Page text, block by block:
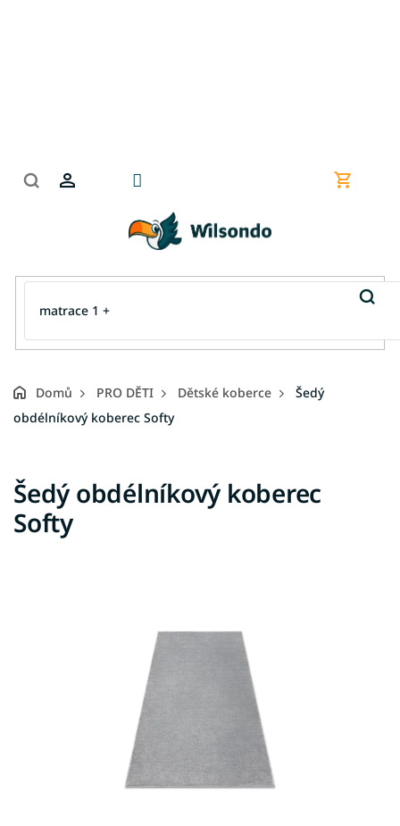
Nákupní
Domů PRO DĚTI Dětské koberce
Šedý
obdélníkový koberec Softy
Šedý obdélníkový koberec
Softy